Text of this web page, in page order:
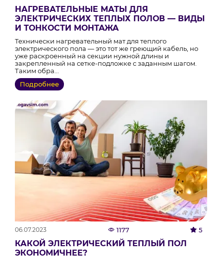
НАГРЕВАТЕЛЬНЫЕ МАТЫ ДЛЯ
ЭЛЕКТРИЧЕСКИХ ТЕПЛЫХ ПОЛОВ — ВИДЫ
И ТОНКОСТИ МОНТАЖА
Технически нагревательный мат для теплого
электрического пола — это тот же греющий кабель, но
уже раскроенный на секции нужной длины и
закрепленный на сетке-подложке с заданным шагом.
Таким обра...
Подробнее
06.07.2023 1177 5
КАКОЙ ЭЛЕКТРИЧЕСКИЙ ТЕПЛЫЙ ПОЛ
ЭКОНОМИЧНЕЕ?